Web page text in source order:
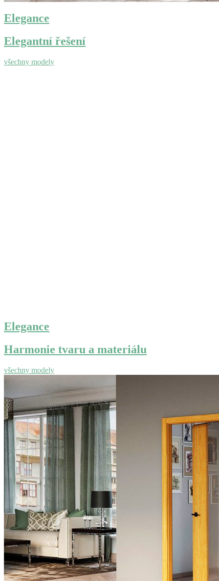
Elegance
Elegantní řešení
všechny modely
Elegance
Harmonie tvaru a materiálu
všechny modely